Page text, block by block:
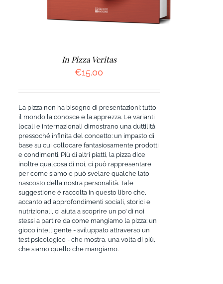
In Pizza Veritas
€15.00
La pizza non ha bisogno di presentazioni: tutto
il mondo la conosce e la apprezza. Le varianti
locali e internazionali dimostrano una duttilità
pressoché infinita del concetto: un impasto di
base su cui collocare fantasiosamente prodotti
e condimenti. Più di altri piatti, la pizza dice
inoltre qualcosa di noi, ci può rappresentare
per come siamo e può svelare qualche lato
nascosto della nostra personalità. Tale
suggestione è raccolta in questo libro che,
accanto ad approfondimenti sociali, storici e
nutrizionali, ci aiuta a scoprire un po’ di noi
stessi a partire da come mangiamo la pizza: un
gioco intelligente - sviluppato attraverso un
test psicologico - che mostra, una volta di più,
che siamo quello che mangiamo.